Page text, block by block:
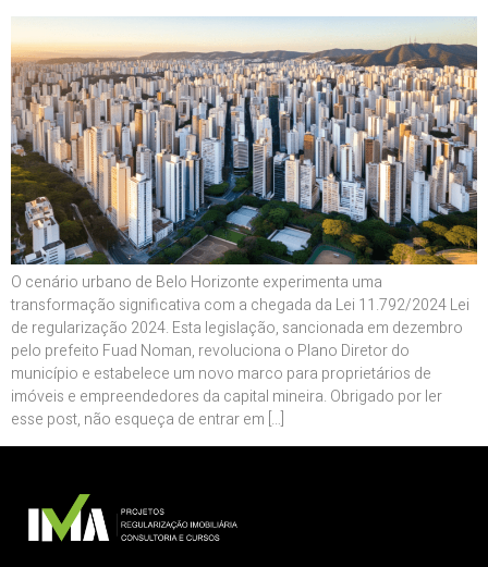
O cenário urbano de Belo Horizonte experimenta uma
transformação significativa com a chegada da Lei 11.792/2024 Lei
de regularização 2024. Esta legislação, sancionada em dezembro
pelo prefeito Fuad Noman, revoluciona o Plano Diretor do
município e estabelece um novo marco para proprietários de
imóveis e empreendedores da capital mineira. Obrigado por ler
esse post, não esqueça de entrar em […]